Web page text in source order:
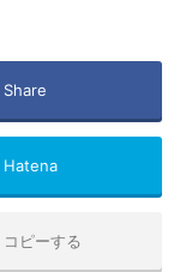
Share
Hatena
コピーする